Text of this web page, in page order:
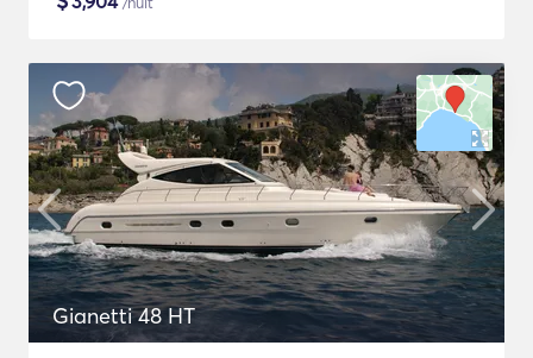
Gianetti 48 HT